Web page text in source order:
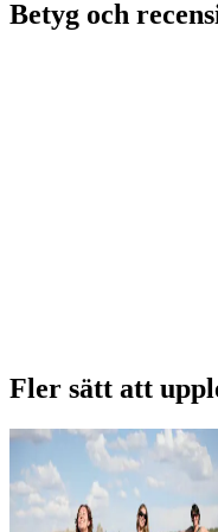
Betyg och
Fler sätt att